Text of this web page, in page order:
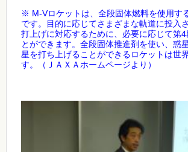
※ M-Vロケットは、全段固体燃料を使用す
です。目的に応じてさまざまな軌道に投入
打上げに対応するために、必要に応じて第4
とができます。全段固体推進剤を使い、惑
星を打ち上げることができるロケットは世
す。（ＪＡＸＡホームページより）